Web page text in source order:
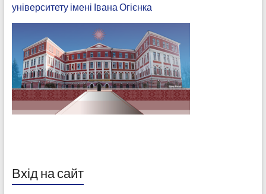
університету імені Івана Огієнка
Вхід на сайт